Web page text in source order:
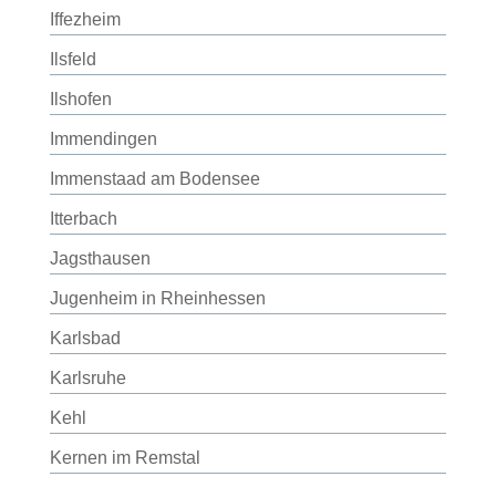
Iffezheim
Ilsfeld
Ilshofen
Immendingen
Immenstaad am Bodensee
Itterbach
Jagsthausen
Jugenheim in Rheinhessen
Karlsbad
Karlsruhe
Kehl
Kernen im Remstal